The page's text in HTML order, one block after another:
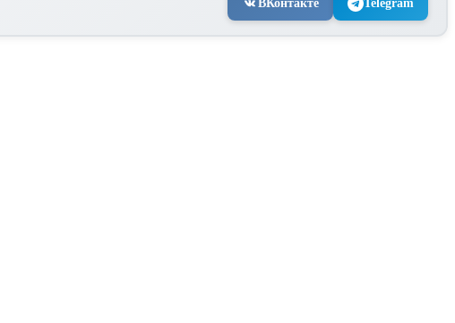
ВКонтакте Telegram